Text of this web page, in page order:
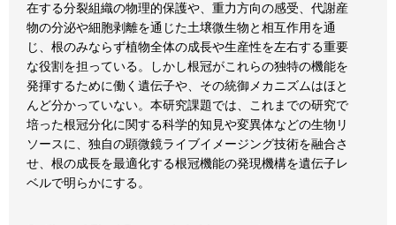
在する分裂組織の物理的保護や、重力方向の感受、代謝産
物の分泌や細胞剥離を通じた土壌微生物と相互作用を通
じ、根のみならず植物全体の成長や生産性を左右する重要
な役割を担っている。しかし根冠がこれらの独特の機能を
発揮するために働く遺伝子や、その統御メカニズムはほと
んど分かっていない。本研究課題では、これまでの研究で
培った根冠分化に関する科学的知見や変異体などの生物リ
ソースに、独自の顕微鏡ライブイメージング技術を融合さ
せ、根の成長を最適化する根冠機能の発現機構を遺伝子レ
ベルで明らかにする。